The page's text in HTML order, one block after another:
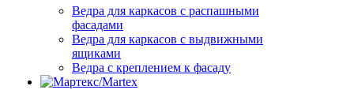
Ведра для каркасов с распашными
фасадами
Ведра для каркасов с выдвижными
ящиками
Ведра с креплением к фасаду